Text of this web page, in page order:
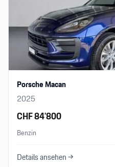
Porsche Macan
2025
CHF 84’800
Benzin
Details ansehen →